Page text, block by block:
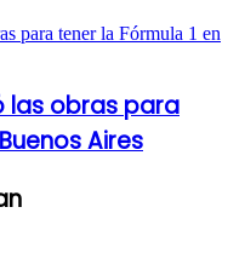
las obras para
Aires